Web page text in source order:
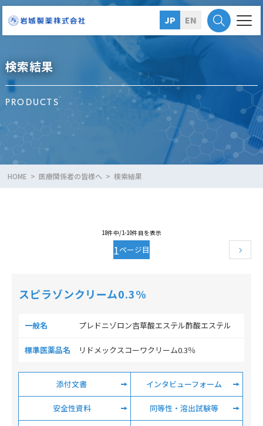
JP EN
検索結果
PRODUCTS
HOME 医療関係者の皆様へ 検索結果
18件中/1-10件目を表示
1
スピラゾンクリーム0.3%
一般名 プレドニゾロン吉草酸エステル酢酸エステル
標準医薬品名 リドメックスコーワクリーム0.3％
添付文書 インタビューフォーム
安全性資料 同等性・溶出試験等